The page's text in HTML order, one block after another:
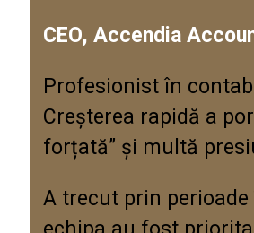
CEO, Accendia
Profesionist în
Creșterea rapidă a
forțată” și multă
A trecut prin